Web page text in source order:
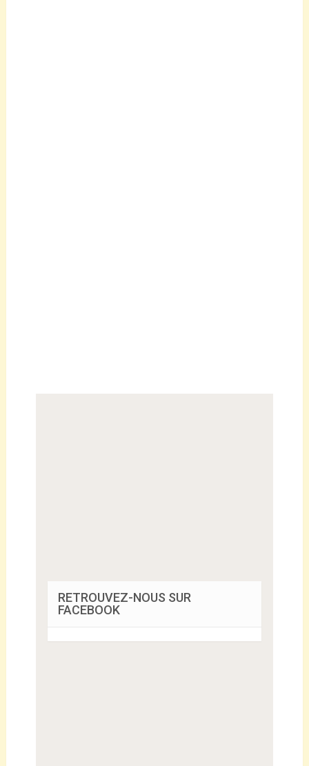
RETROUVEZ-NOUS SUR
FACEBOOK